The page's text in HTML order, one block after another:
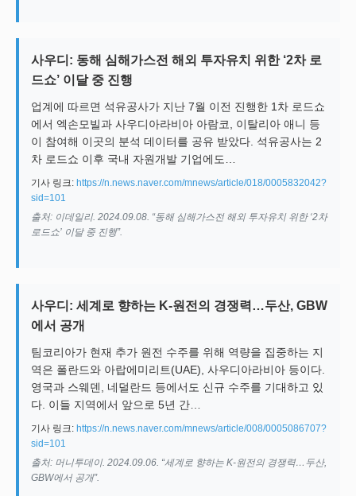
사우디: 동해 심해가스전 해외 투자유치 위한 ‘2차 로
드쇼’ 이달 중 진행
업계에 따르면 석유공사가 지난 7월 이전 진행한 1차 로드쇼
에서 엑손모빌과 사우디아라비아 아람코, 이탈리아 애니 등
이 참여해 이곳의 분석 데이터를 공유 받았다. 석유공사는 2
차 로드쇼 이후 국내 자원개발 기업에도…
기사 링크: https://n.news.naver.com/mnews/article/018/0005832042?
sid=101
출처: 이데일리. 2024.09.08. “동해 심해가스전 해외 투자유치 위한 ‘2차
로드쇼’ 이달 중 진행”.
사우디: 세계로 향하는 K-원전의 경쟁력…두산, GBW
에서 공개
팀코리아가 현재 추가 원전 수주를 위해 역량을 집중하는 지
역은 폴란드와 아랍에미리트(UAE), 사우디아라비아 등이다.
영국과 스웨덴, 네덜란드 등에서도 신규 수주를 기대하고 있
다. 이들 지역에서 앞으로 5년 간…
기사 링크: https://n.news.naver.com/mnews/article/008/0005086707?
sid=101
출처: 머니투데이. 2024.09.06. “세계로 향하는 K-원전의 경쟁력…두산,
GBW에서 공개”.